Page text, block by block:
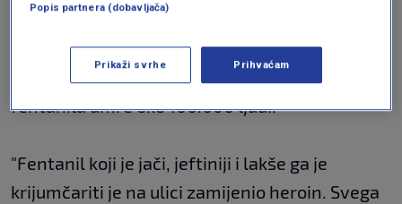
Da je riječ o ozbiljnom problemu govori
podatak da u SAD-u, gdje je zadnjih desetak
godina preplavio crno tržište, godišnje od
fentanila umre oko 100.000 ljudi.
"Fentanil koji je jači, jeftiniji i lakše ga je
krijumčariti je na ulici zamijenio heroin. Svega
Popis partnera (dobavljača)
Prikaži svrhe Prihvaćam